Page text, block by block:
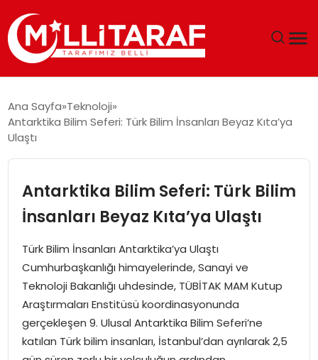
ÖZEL SAYFALAR
EKONOMI
SPOR
SIYASET
MAGAZIN
Ana Sayfa Teknoloji
Antarktika Bilim Seferi: Türk Bilim İnsanları Beyaz Kıta’ya
Ulaştı
Antarktika Bilim Seferi: Türk Bilim
İnsanları Beyaz Kıta’ya Ulaştı
Türk Bilim İnsanları Antarktika’ya Ulaştı
Cumhurbaşkanlığı himayelerinde, Sanayi ve
Teknoloji Bakanlığı uhdesinde, TÜBİTAK MAM Kutup
Araştırmaları Enstitüsü koordinasyonunda
gerçekleşen 9. Ulusal Antarktika Bilim Seferi’ne
katılan Türk bilim insanları, İstanbul’dan ayrılarak 2,5